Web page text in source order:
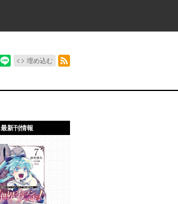
埋め込む
最新刊情報